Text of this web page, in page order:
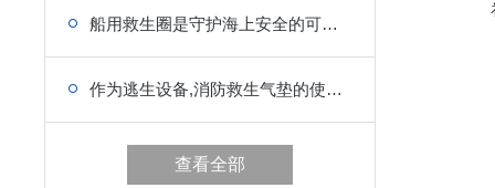
船用救生圈是守护海上安全的可靠伙伴
作为逃生设备,消防救生气垫的使用方法你值得学习
查看全部